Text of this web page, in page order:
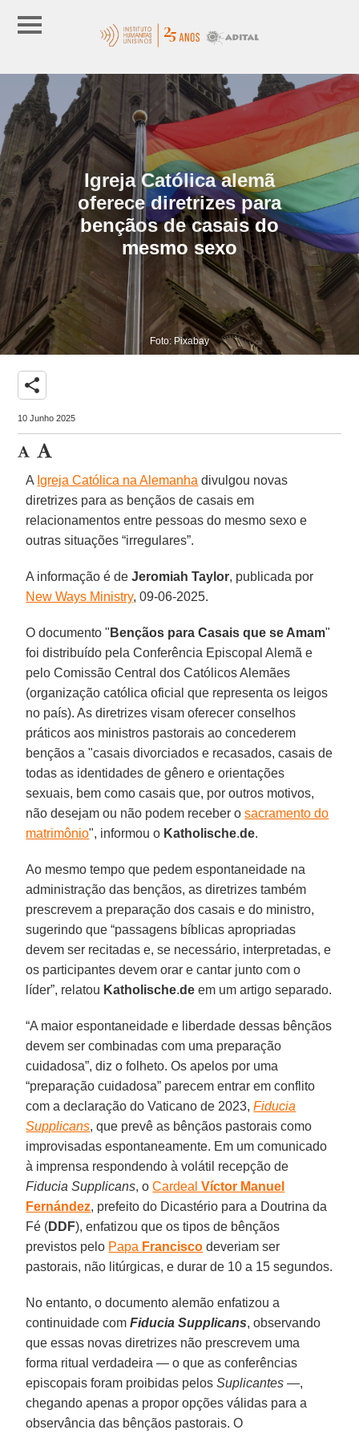
Igreja Católica alemã
oferece diretrizes para
bençãos de casais do
mesmo sexo
Foto: Pixabay
share
10 Junho 2025
A Igreja Católica na Alemanha divulgou novas
diretrizes para as bençãos de casais em
relacionamentos entre pessoas do mesmo sexo e
outras situações “irregulares”.
A informação é deJeromiah Taylor, publicada por
New Ways Ministry, 09-06-2025.
O documento " Bençãos para Casais que se Amam"
foi distribuído pela Conferência Episcopal Alemã e
pelo Comissão Central dos Católicos Alemães
(organização católica oficial que representa os leigos
no país). As diretrizes visam oferecer conselhos
práticos aos ministros pastorais ao concederem
bençãos a "casais divorciados e recasados, casais de
todas as identidades de gênero e orientações
sexuais, bem como casais que, por outros motivos,
não desejam ou não podem receber osacramento do
matrimônio", informou o Katholische.de.
Ao mesmo tempo que pedem espontaneidade na
administração das bençãos, as diretrizes também
prescrevem a preparação dos casais e do ministro,
sugerindo que “passagens bíblicas apropriadas
devem ser recitadas e, se necessário, interpretadas, e
os participantes devem orar e cantar junto com o
líder”, relatou Katholische.de em um artigo separado.
“A maior espontaneidade e liberdade dessas bênçãos
devem ser combinadas com uma preparação
cuidadosa”, diz o folheto. Os apelos por uma
“preparação cuidadosa” parecem entrar em conflito
com a declaração do Vaticano de 2023,Fiducia
Supplicans, que prevê as bênçãos pastorais como
improvisadas espontaneamente. Em um comunicado
à imprensa respondendo à volátil recepção de
Fiducia Supplicans, oCardealVíctor Manuel
Fernández, prefeito do Dicastério para a Doutrina da
Fé (DDF), enfatizou que os tipos de bênçãos
previstos pelo Papa Francisco deveriam ser
pastorais, não litúrgicas, e durar de 10 a 15 segundos.
No entanto, o documento alemão enfatizou a
continuidade comFiducia Supplicans, observando
que essas novas diretrizes não prescrevem uma
forma ritual verdadeira — o que as conferências
episcopais foram proibidas pelosSuplicantes —,
chegando apenas a propor opções válidas para a
observância das bênçãos pastorais. O